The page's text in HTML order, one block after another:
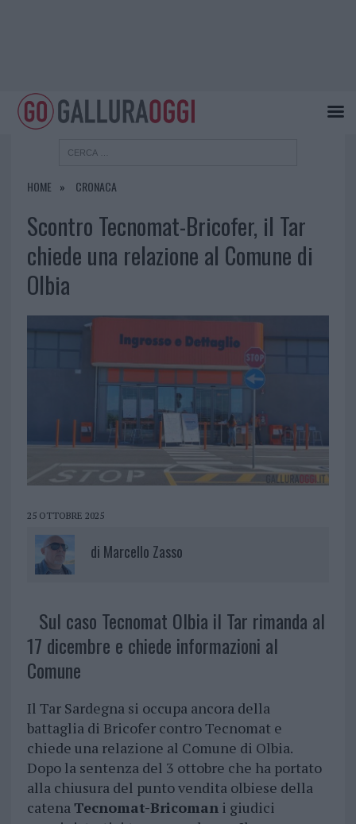
HOME CRONACA
Scontro Tecnomat-Bricofer, il Tar
chiede una relazione al Comune di
Olbia
25 OTTOBRE 2025
di Marcello Zasso
Sul caso Tecnomat Olbia il Tar rimanda al
17 dicembre e chiede informazioni al
Comune
Il Tar Sardegna si occupa ancora della
battaglia di Bricofer contro Tecnomat e
chiede una relazione al Comune di Olbia.
Dopo la sentenza del 3 ottobre che ha portato
alla chiusura del punto vendita olbiese della
catenaTecnomat-Bricomani giudici